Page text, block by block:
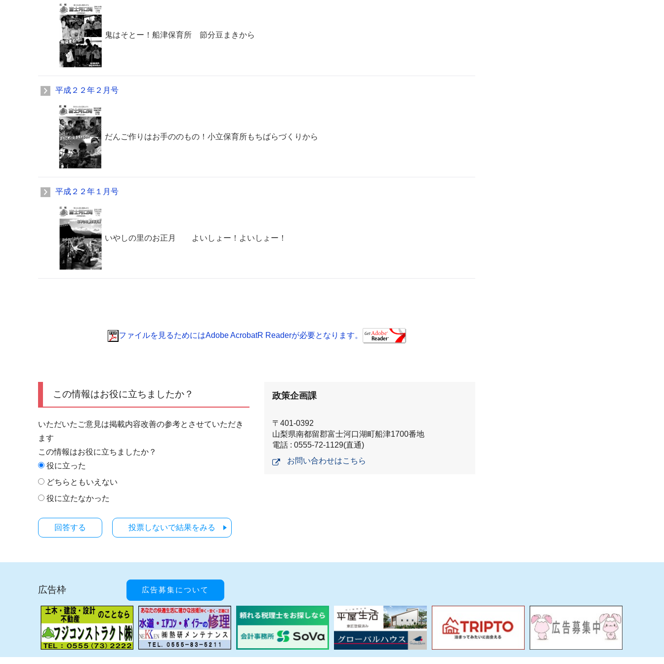
鬼はそとー！船津保育所 節分豆まきから
平成２２年２月号
だんご作りはお手ののもの！小立保育所もちばらづくりから
平成２２年１月号
いやしの里のお正月 よいしょー！よいしょー！
ファイルを見るためにはAdobe AcrobatR Readerが必要となります。
この情報はお役に立ちましたか？
いただいたご意見は掲載内容改善の参考とさせていただき
ます
この情報はお役に立ちましたか？
役に立った
どちらともいえない
役に立たなかった
投票しないで結果をみる
政策企画課
〒401-0392
山梨県南都留郡富士河口湖町船津1700番地
電話 : 0555-72-1129(直通)
お問い合わせはこちら
広告枠 広告募集について